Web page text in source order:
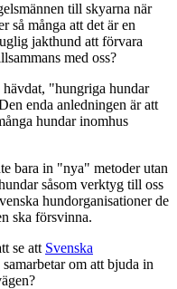
till skyarna när
så många att det är en
jakthund att förvara
med oss?
hävdat, "hungriga hundar
enda anledningen är att
hundar inomhus
bara in "nya" metoder utan
såsom verktyg till oss
hundorganisationer de
ska försvinna.
se att Svenska
samarbetar om att bjuda in